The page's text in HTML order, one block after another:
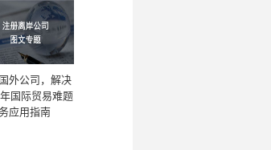
外公司，解决
国际贸易难题
应用指南